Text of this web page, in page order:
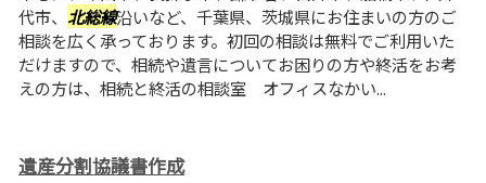
代市、 北総線沿いなど、千葉県、茨城県にお住まいの方のご
相談を広く承っております。初回の相談は無料でご利用いた
だけますので、相続や遺言についてお困りの方や終活をお考
えの方は、相続と終活の相談室 オフィスなかい...
遺産分割協議書作成